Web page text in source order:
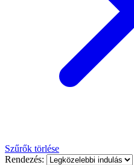
Szűrők törlése
Rendezés: